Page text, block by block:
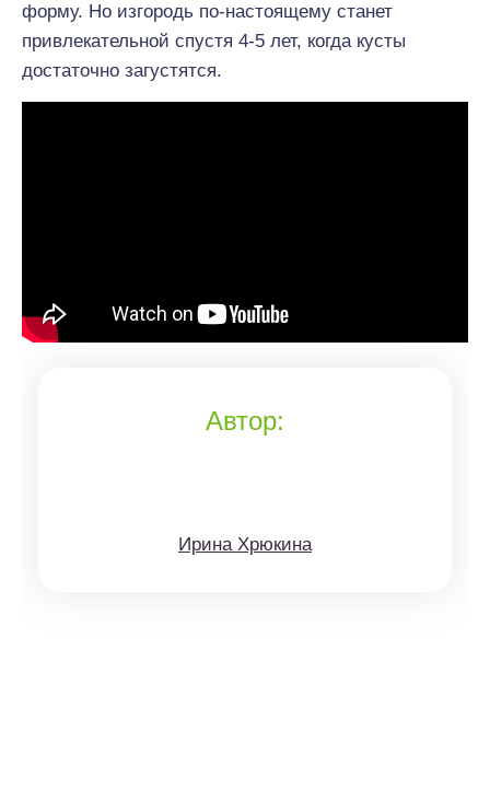
форму. Но изгородь по-настоящему станет
привлекательной спустя 4-5 лет, когда кусты
достаточно загустятся.
Автор:
Ирина Хрюкина